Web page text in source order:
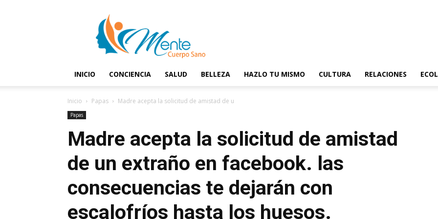
Cuerpo
Sano
INICIO CONCIENCIA SALUD BELLEZA HAZLO TU MISMO CULTURA RELACIONES
Inicio Papas Madre acepta la solicitud de amistad de un extraño en facebook. las...
Papas
Madre acepta la solicitud de amistad
de un extraño en facebook. las
consecuencias te dejarán con
escalofríos hasta los huesos.